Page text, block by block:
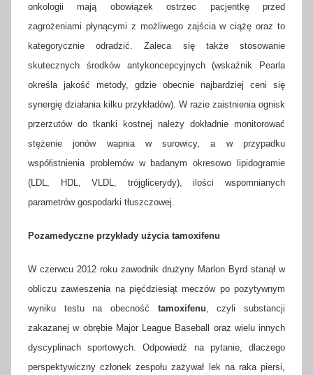
onkologii mają obowiązek ostrzec pacjentkę przed
zagrożeniami płynącymi z możliwego zajścia w ciążę oraz to
kategorycznie odradzić. Zaleca się także stosowanie
skutecznych środków antykoncepcyjnych (wskaźnik Pearla
określa jakość metody, gdzie obecnie najbardziej ceni się
synergię działania kilku przykładów). W razie zaistnienia ognisk
przerzutów do tkanki kostnej należy dokładnie monitorować
stężenie jonów wapnia w surowicy, a w przypadku
współistnienia problemów w badanym okresowo lipidogramie
(LDL, HDL, VLDL, trójglicerydy), ilości wspomnianych
parametrów gospodarki tłuszczowej.
Pozamedyczne przykłady użycia tamoxifenu
W czerwcu 2012 roku zawodnik drużyny Marlon Byrd stanął w
obliczu zawieszenia na pięćdziesiąt meczów po pozytywnym
wyniku testu na obecność tamoxifenu , czyli substancji
zakazanej w obrębie Major League Baseball oraz wielu innych
dyscyplinach sportowych. Odpowiedź na pytanie, dlaczego
perspektywiczny członek zespołu zażywał lek na raka piersi,